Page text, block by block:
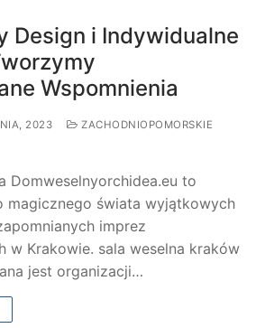
Design i Indywidualne
Wspomnienia
2023
ZACHODNIOPOMORSKIE
Domweselnyorchidea.eu to
magicznego świata wyjątkowych
imprez
w Krakowie. sala weselna kraków
jest organizacji…